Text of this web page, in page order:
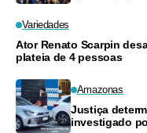
Variedades
Ator Renato Scarpin
plateia de 4 pessoas
Amazonas
Justiça
investigado